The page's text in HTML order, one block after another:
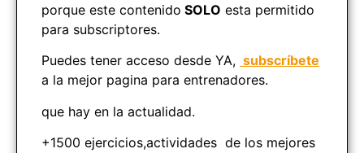
porque este contenido SOLO esta permitido
para subscriptores.
Puedes tener acceso desde YA, subscríbete
a la mejor pagina para entrenadores.
que hay en la actualidad.
+1500 ejercicios,actividades de los mejores